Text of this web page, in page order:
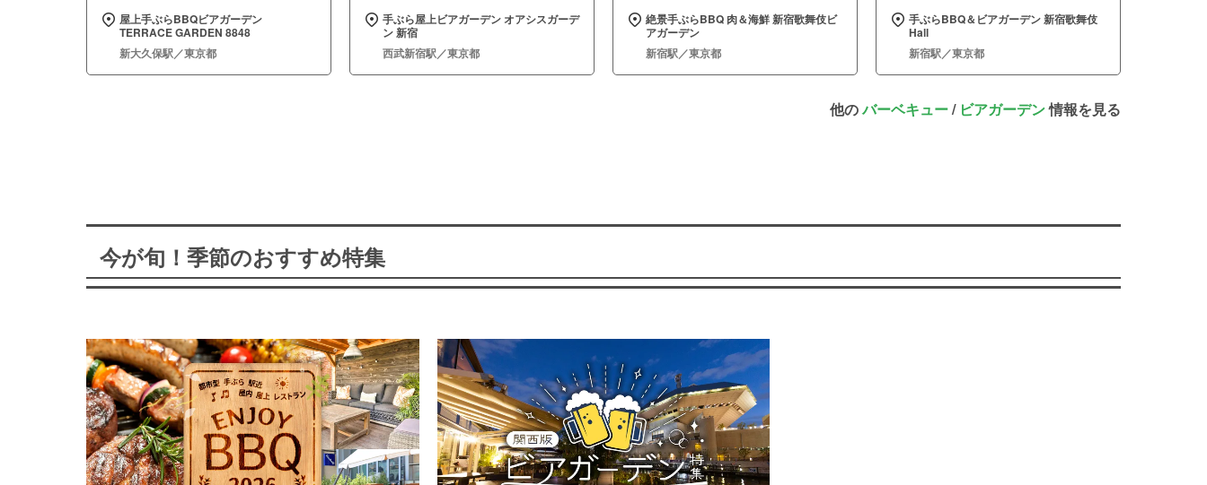
屋上手ぶらBBQビアガーデン
TERRACE GARDEN 8848
新大久保駅／東京都
手ぶら屋上ビアガーデン オアシスガーデ
ン 新宿
西武新宿駅／東京都
絶景手ぶらBBQ 肉＆海鮮 新宿歌舞伎ビ
アガーデン
新宿駅／東京都
手ぶらBBQ＆ビアガーデン 新宿歌舞伎
Hall
新宿駅／東京都
他のバーベキュー/ ビアガーデン情報を見る
今が旬！季節のおすすめ特集